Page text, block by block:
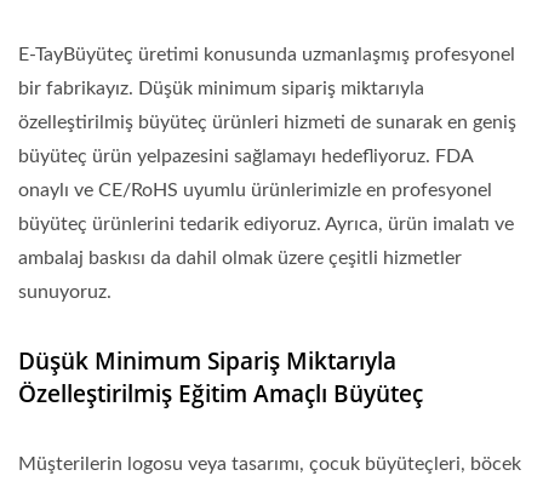
E-TayBüyüteç üretimi konusunda uzmanlaşmış profesyonel
bir fabrikayız. Düşük minimum sipariş miktarıyla
özelleştirilmiş büyüteç ürünleri hizmeti de sunarak en geniş
büyüteç ürün yelpazesini sağlamayı hedefliyoruz. FDA
onaylı ve CE/RoHS uyumlu ürünlerimizle en profesyonel
büyüteç ürünlerini tedarik ediyoruz. Ayrıca, ürün imalatı ve
ambalaj baskısı da dahil olmak üzere çeşitli hizmetler
sunuyoruz.
Düşük Minimum Sipariş Miktarıyla
Özelleştirilmiş Eğitim Amaçlı Büyüteç
Müşterilerin logosu veya tasarımı, çocuk büyüteçleri, böcek